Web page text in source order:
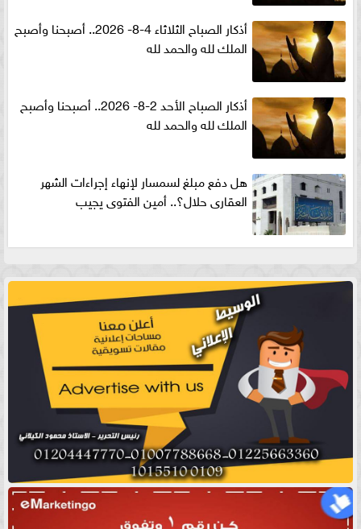
أذكار الصباح الثلاثاء 4-8- 2026.. أصبحنا وأصبح
الملك لله والحمد لله
أذكار الصباح الأحد 2-8- 2026.. أصبحنا وأصبح
الملك لله والحمد لله
هل دفع مبلغ لسمسار لإنهاء إجراءات الشهر
العقارى حلال؟.. أمين الفتوى يجيب